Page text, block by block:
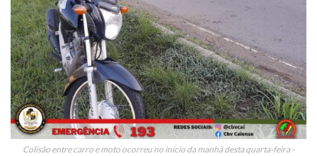
Colisão entre carro e moto ocorreu no início da manhã desta quarta-feira -